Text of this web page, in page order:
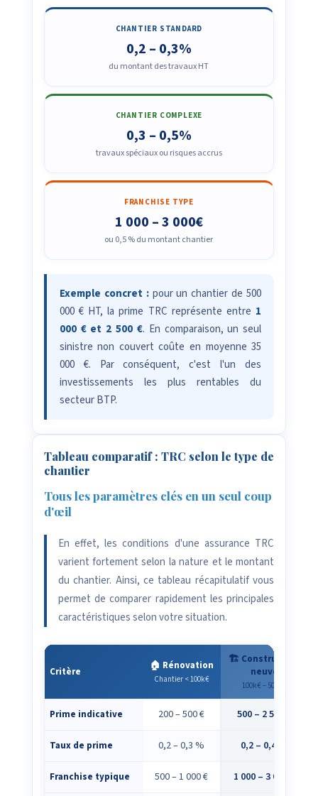
CHANTIER STANDARD
0,2 – 0,3%
du montant des travaux HT
CHANTIER COMPLEXE
0,3 – 0,5%
travaux spéciaux ou risques accrus
FRANCHISE TYPE
1 000 – 3 000€
ou 0,5 % du montant chantier
Exemple concret :pour un chantier de 500
000 € HT, la prime TRC représente entre 1
000 € et 2 500 €. En comparaison, un seul
sinistre non couvert coûte en moyenne 35
000 €. Par conséquent, c'est l'un des
investissements les plus rentables du
secteur BTP.
Tableau comparatif : TRC selon le type de
chantier
Tous les paramètres clés en un seul coup
d'œil
En effet, les conditions d'une assurance TRC
varient fortement selon la nature et le montant
du chantier. Ainsi, ce tableau récapitulatif vous
permet de comparer rapidement les principales
caractéristiques selon votre situation.
Critère 🏠 Rénovation
Chantier < 100k€
🏗️ Construction
neuve
100k€ – 500k€
Prime indicative 200 – 500 € 500 – 2 500 €
Taux de prime 0,2 – 0,3 % 0,2 – 0,4 %
Franchise typique 500 – 1 000 € 1 000 – 3 000 €